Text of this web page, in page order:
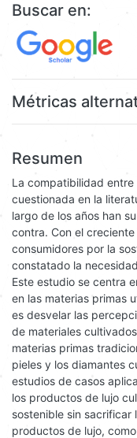
Buscar en:
Métricas
Resumen
La compatibilidad
cuestionada en la
largo de los años han
contra. Con el
consumidores por la
constatado la
Este estudio se centra
en las materias primas
es desvelar las
de materiales
materias primas
pieles y los diamantes
estudios de casos
los productos de lujo
sostenible sin sacrificar
productos de lujo,